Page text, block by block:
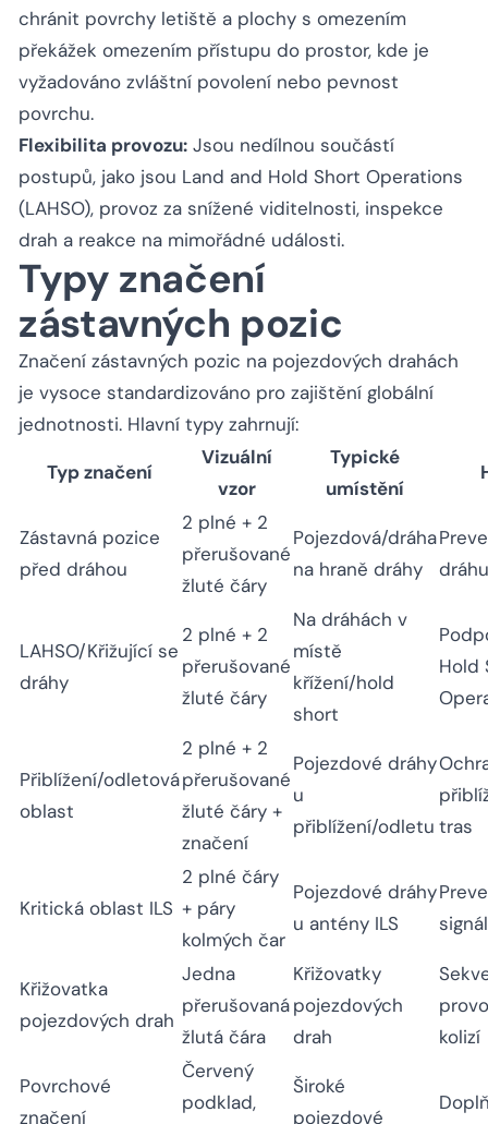
chránit povrchy letiště a plochy s omezením
překážek omezením přístupu do prostor, kde je
vyžadováno zvláštní povolení nebo pevnost
povrchu.
Flexibilita provozu: Jsou nedílnou součástí
postupů, jako jsou Land and Hold Short Operations
(LAHSO), provoz za snížené viditelnosti, inspekce
drah a reakce na mimořádné události.
Typy značení
zástavných pozic
Značení zástavných pozic na pojezdových drahách
je vysoce standardizováno pro zajištění globální
jednotnosti. Hlavní typy zahrnují:
Typ značení
Vizuální
vzor
Typické
umístění
Zástavná pozice
před dráhou
2 plné + 2
přerušované
žluté čáry
Pojezdová/dráha
na hraně dráhy
dráhu
LAHSO/Křižující se
dráhy
2 plné + 2
přerušované
žluté čáry
Na dráhách v
místě
křížení/hold
short
Hold
Přiblížení/odletová
oblast
2 plné + 2
přerušované
žluté čáry +
značení
Pojezdové dráhy
u
přiblížení/odletu tras
Kritická oblast ILS
2 plné čáry
+ páry
kolmých čar
Pojezdové dráhy
u antény ILS
Křižovatka
pojezdových drah
Jedna
přerušovaná
žlutá čára
Křižovatky
pojezdových
drah
kolizí
Povrchové
značení
Červený
podklad,
Široké
pojezdové